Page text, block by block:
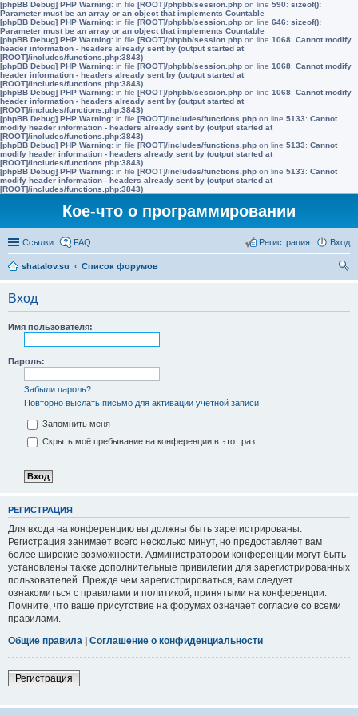
[phpBB Debug] PHP Warning: in file [ROOT]/phpbb/session.php on line 590: sizeof():
Parameter must be an array or an object that implements Countable
[phpBB Debug] PHP Warning: in file [ROOT]/phpbb/session.php on line 646: sizeof():
Parameter must be an array or an object that implements Countable
[phpBB Debug] PHP Warning: in file [ROOT]/phpbb/session.php on line 1068: Cannot modify
header information - headers already sent by (output started at
[ROOT]/includes/functions.php:3843)
[phpBB Debug] PHP Warning: in file [ROOT]/phpbb/session.php on line 1068: Cannot modify
header information - headers already sent by (output started at
[ROOT]/includes/functions.php:3843)
[phpBB Debug] PHP Warning: in file [ROOT]/phpbb/session.php on line 1068: Cannot modify
header information - headers already sent by (output started at
[ROOT]/includes/functions.php:3843)
[phpBB Debug] PHP Warning: in file [ROOT]/includes/functions.php on line 5133: Cannot
modify header information - headers already sent by (output started at
[ROOT]/includes/functions.php:3843)
[phpBB Debug] PHP Warning: in file [ROOT]/includes/functions.php on line 5133: Cannot
modify header information - headers already sent by (output started at
[ROOT]/includes/functions.php:3843)
[phpBB Debug] PHP Warning: in file [ROOT]/includes/functions.php on line 5133: Cannot
modify header information - headers already sent by (output started at
[ROOT]/includes/functions.php:3843)
Кое-что о программировании
Ссылки FAQ Вход
Регистрация
shatalov.su
Список форумов
Вход
Имя пользователя:
Пароль:
Забыли пароль?
Повторно выслать письмо для активации учётной записи
Запомнить меня
Скрыть моё пребывание на конференции в этот раз
РЕГИСТРАЦИЯ
Для входа на конференцию вы должны быть зарегистрированы.
Регистрация занимает всего несколько минут, но предоставляет вам
более широкие возможности. Администратором конференции могут быть
установлены также дополнительные привилегии для зарегистрированных
пользователей. Прежде чем зарегистрироваться, вам следует
ознакомиться с правилами и политикой, принятыми на конференции.
Помните, что ваше присутствие на форумах означает согласие со всеми
правилами.
Общие правила | Соглашение о конфиденциальности
Регистрация